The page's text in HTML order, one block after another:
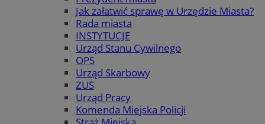
Jak załatwić sprawę w Urzędzie Miasta?
Rada miasta
INSTYTUCJE
Urząd Stanu Cywilnego
OPS
Urząd Skarbowy
ZUS
Urząd Pracy
Komenda Miejska Policji